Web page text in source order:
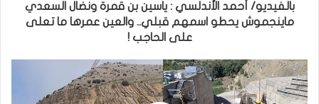
بالفيديو/ أحمد الأندلسي : ياسين بن قمرة ونضال السعدي
ماينجموش يحطو اسمهم قبلي.. والعين عمرها ما تعلى
على الحاجب !